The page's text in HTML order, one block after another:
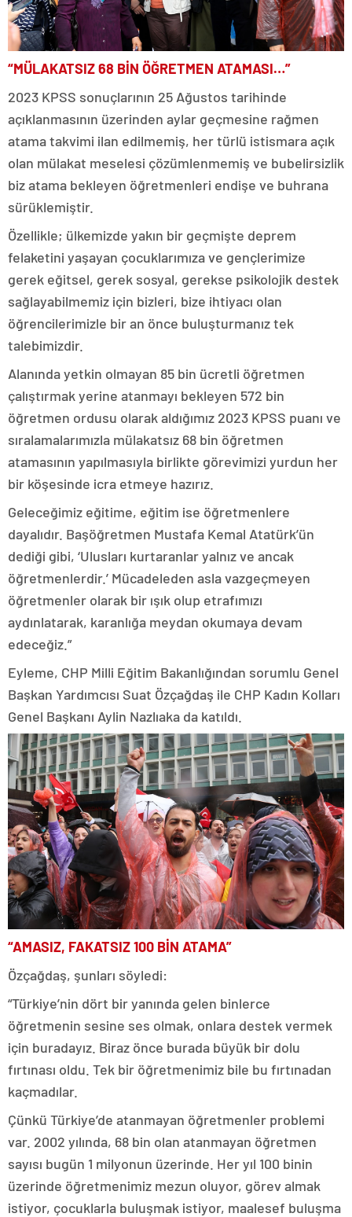
“MÜLAKATSIZ 68 BİN ÖĞRETMEN ATAMASI…”
2023 KPSS sonuçlarının 25 Ağustos tarihinde
açıklanmasının üzerinden aylar geçmesine rağmen
atama takvimi ilan edilmemiş, her türlü istismara açık
olan mülakat meselesi çözümlenmemiş ve bubelirsizlik
biz atama bekleyen öğretmenleri endişe ve buhrana
sürüklemiştir.
Özellikle; ülkemizde yakın bir geçmişte deprem
felaketini yaşayan çocuklarımıza ve gençlerimize
gerek eğitsel, gerek sosyal, gerekse psikolojik destek
sağlayabilmemiz için bizleri, bize ihtiyacı olan
öğrencilerimizle bir an önce buluşturmanız tek
talebimizdir.
Alanında yetkin olmayan 85 bin ücretli öğretmen
çalıştırmak yerine atanmayı bekleyen 572 bin
öğretmen ordusu olarak aldığımız 2023 KPSS puanı ve
sıralamalarımızla mülakatsız 68 bin öğretmen
atamasının yapılmasıyla birlikte görevimizi yurdun her
bir köşesinde icra etmeye hazırız.
Geleceğimiz eğitime, eğitim ise öğretmenlere
dayalıdır. Başöğretmen Mustafa Kemal Atatürk’ün
dediği gibi, ‘Ulusları kurtaranlar yalnız ve ancak
öğretmenlerdir.’ Mücadeleden asla vazgeçmeyen
öğretmenler olarak bir ışık olup etrafımızı
aydınlatarak, karanlığa meydan okumaya devam
edeceğiz.”
Eyleme, CHP Milli Eğitim Bakanlığından sorumlu Genel
Başkan Yardımcısı Suat Özçağdaş ile CHP Kadın Kolları
Genel Başkanı Aylin Nazlıaka da katıldı.
“AMASIZ, FAKATSIZ 100 BİN ATAMA”
Özçağdaş, şunları söyledi:
“Türkiye’nin dört bir yanında gelen binlerce
öğretmenin sesine ses olmak, onlara destek vermek
için buradayız. Biraz önce burada büyük bir dolu
fırtınası oldu. Tek bir öğretmenimiz bile bu fırtınadan
kaçmadılar.
Çünkü Türkiye’de atanmayan öğretmenler problemi
var. 2002 yılında, 68 bin olan atanmayan öğretmen
sayısı bugün 1 milyonun üzerinde. Her yıl 100 binin
üzerinde öğretmenimiz mezun oluyor, görev almak
istiyor, çocuklarla buluşmak istiyor, maalesef buluşma